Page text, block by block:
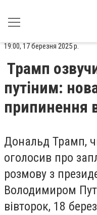
19:00, 17 березня 2025 р.
Трамп
путіним:
припинення
Дональд Трамп,
оголосив про
розмову з
Володимиром
вівторок, 18